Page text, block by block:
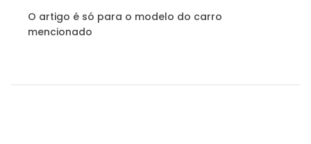
O artigo é só para o modelo do carro
mencionado